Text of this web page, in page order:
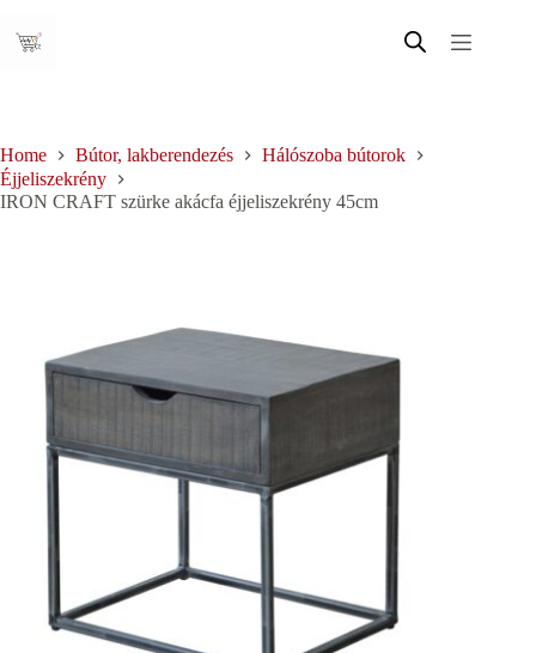
content
Home Bútor, lakberendezés
Hálószoba bútorok
Éjjeliszekrény
IRON CRAFT szürke akácfa éjjeliszekrény 45cm